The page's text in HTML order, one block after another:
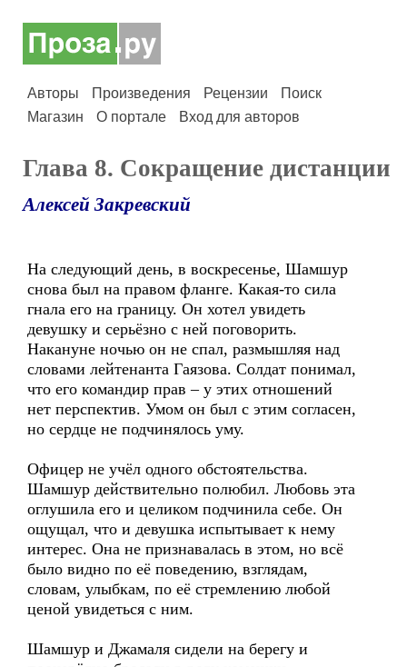
Авторы Произведения Рецензии
Поиск
Магазин
О портале Вход для авторов
Глава 8. Сокращение дистанции
Алексей Закревский
На следующий день, в воскресенье, Шамшур
снова был на правом фланге. Какая-то сила
гнала его на границу. Он хотел увидеть
девушку и серьёзно с ней поговорить.
Накануне ночью он не спал, размышляя над
словами лейтенанта Гаязова. Солдат понимал,
что его командир прав – у этих отношений
нет перспектив. Умом он был с этим согласен,
но сердце не подчинялось уму.
Офицер не учёл одного обстоятельства.
Шамшур действительно полюбил. Любовь эта
оглушила его и целиком подчинила себе. Он
ощущал, что и девушка испытывает к нему
интерес. Она не признавалась в этом, но всё
было видно по её поведению, взглядам,
словам, улыбкам, по её стремлению любой
ценой увидеться с ним.
Шамшур и Джамаля сидели на берегу и